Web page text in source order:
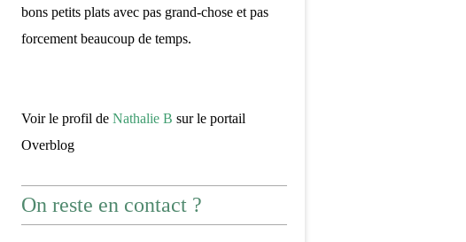
bons petits plats avec pas grand-chose et pas
forcement beaucoup de temps.
Voir le profil de Nathalie B sur le portail
Overblog
On reste en contact ?